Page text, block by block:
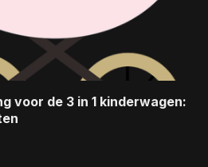
voor de 3 in 1 kinderwagen: